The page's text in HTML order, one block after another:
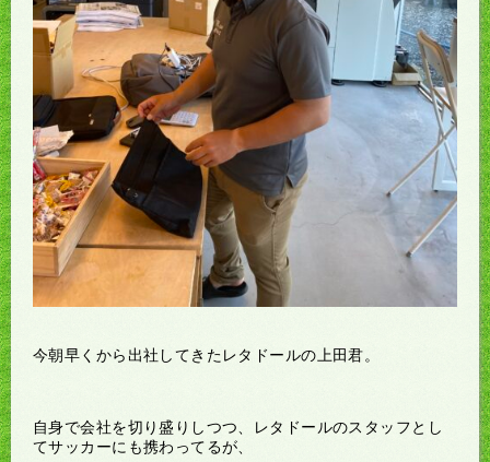
今朝早くから出社してきたレタドールの上田君。
自身で会社を切り盛りしつつ、レタドールのスタッフとし
てサッカーにも携わってるが、